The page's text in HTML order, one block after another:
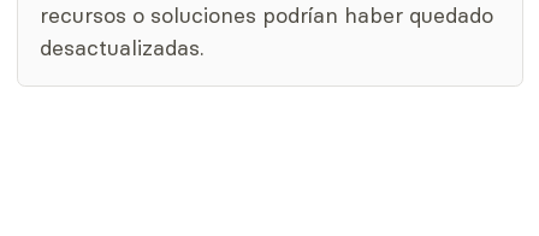
recursos o soluciones podrían haber quedado
desactualizadas.